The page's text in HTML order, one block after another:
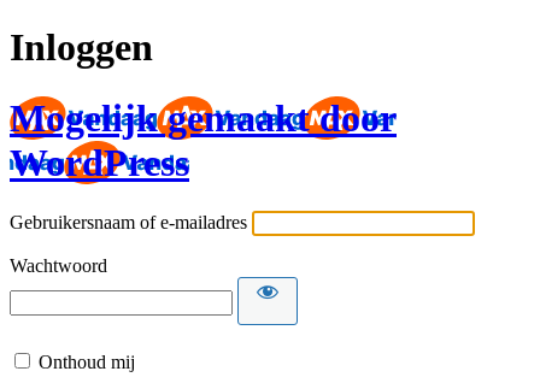
Inloggen
Mogelijk gemaakt door
WordPress
Gebruikersnaam of e-mailadres
Wachtwoord
Onthoud mij